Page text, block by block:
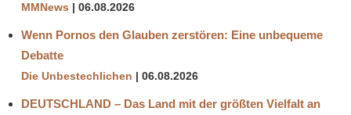
MMNews 06.08.2026
Wenn Pornos den Glauben zerstören: Eine unbequeme
Debatte
Die Unbestechlichen 06.08.2026
DEUTSCHLAND – Das Land mit der größten Vielfalt an